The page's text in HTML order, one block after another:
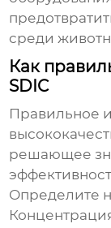
среди
Как
SDIC
Правильное
решающее
Определите